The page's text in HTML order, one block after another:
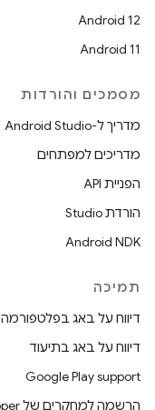
Android 12
Android 11
מסמכים והורדות
מדריך ל-Android Studio
מדריכים למפתחים
הפניית API
הורדת Studio
Android NDK
תמיכה
דיווח על באג בפלטפורמה
דיווח על באג בתיעוד
Google Play support
הרשמה למחקרים של Android Developer